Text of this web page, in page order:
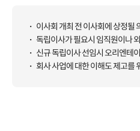
이사회 개최 전 이사회에 상정될
독립이사가 필요시 임직원이나
신규 독립이사 선임시 오리엔테
회사 사업에 대한 이해도 제고를